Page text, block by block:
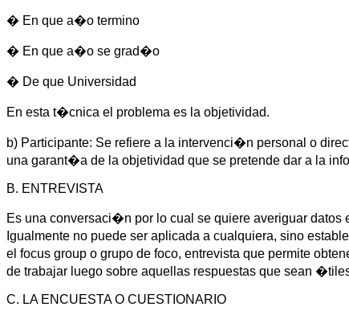
� En que a�o termino
� En que a�o se grad�o
� De que Universidad
En esta t�cnica el problema es la objetividad.
b) Participante: Se refiere a la intervenci�n personal o
una garant�a de la objetividad que se pretende dar a la
B. ENTREVISTA
Es una conversaci�n por lo cual se quiere averiguar
Igualmente no puede ser aplicada a cualquiera, sino
el focus group o grupo de foco, entrevista que permite
de trabajar luego sobre aquellas respuestas que sean
C. LA ENCUESTA O CUESTIONARIO